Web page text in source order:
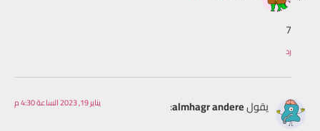
7
رد
يقولalmhagr andere
: يناير 19, 2023 الساعة 4:30 م